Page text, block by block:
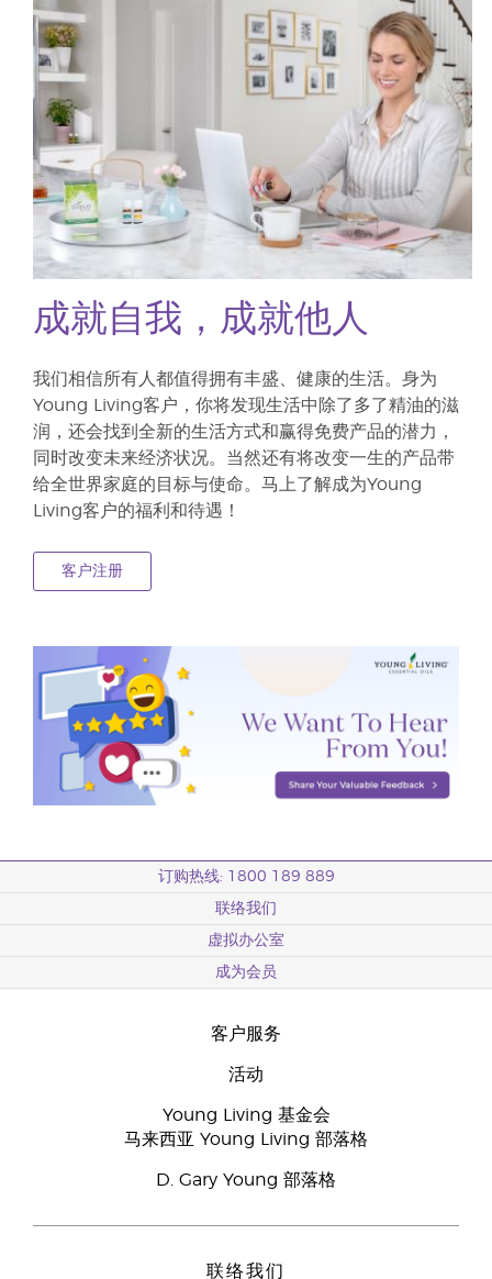
成就自我，成就他人
我们相信所有人都值得拥有丰盛、健康的生活。身为
Young Living客户，你将发现生活中除了多了精油的滋
润，还会找到全新的生活方式和赢得免费产品的潜力，
同时改变未来经济状况。当然还有将改变一生的产品带
给全世界家庭的目标与使命。马上了解成为Young
Living客户的福利和待遇！
客户注册
订购热线: 1800 189 889
联络我们
虚拟办公室
成为会员
客户服务
活动
Young Living 基金会
马来西亚 Young Living 部落格
D. Gary Young 部落格
联络我们